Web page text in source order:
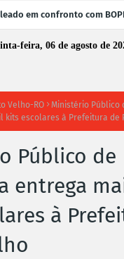
em confronto com
Porto Velho
feira, 06 de agosto de
Velho-RO
Ministério Público
kits escolares à Prefeitura de
Público de
entrega
à